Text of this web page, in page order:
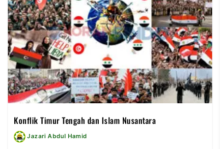
Konflik Timur Tengah dan Islam Nusantara
Jazari Abdul Hamid